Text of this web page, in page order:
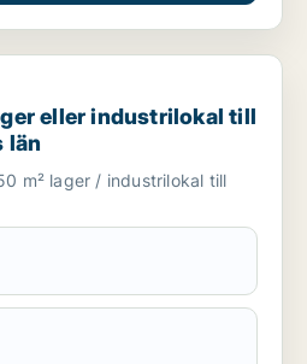
industrilokal till salu i Stockholms
eller industrilokal till
län
m² lager / industrilokal till